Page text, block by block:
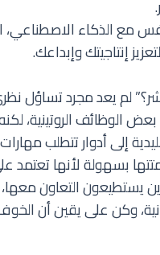
مع الذكاء
لتعزيز إنتاجيتك وإبداعك.
لم يعد مجرد تساؤل
الوظائف الروتينية،
إلى أدوار تتطلب
بسهولة لأنها تعتمد
يستطيعون التعاون
وكن على يقين أن